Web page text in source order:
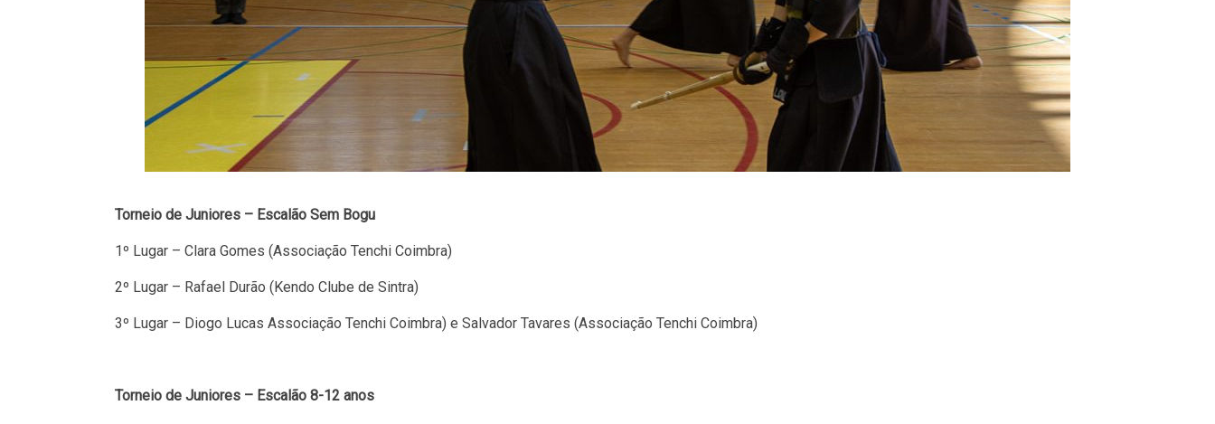
Torneio de Juniores – Escalão Sem Bogu
1º Lugar – Clara Gomes (Associação Tenchi Coimbra)
2º Lugar – Rafael Durão (Kendo Clube de Sintra)
3º Lugar – Diogo Lucas Associação Tenchi Coimbra) e Salvador Tavares (Associação Tenchi Coimbra)
Torneio de Juniores – Escalão 8-12 anos